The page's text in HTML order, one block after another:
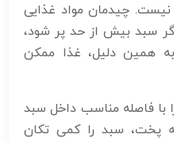
چیدمان مواد غذایی
سبد بیش از حد پر شود،
همین دلیل، غذا ممکن
با فاصله مناسب داخل سبد
پخت، سبد را کمی تکان